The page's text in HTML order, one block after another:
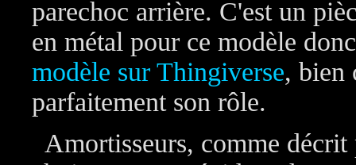
parechoc arrière. C'est un
en métal pour ce modèle
modèle sur Thingiverse, bien
parfaitement son rôle.
Amortisseurs, comme